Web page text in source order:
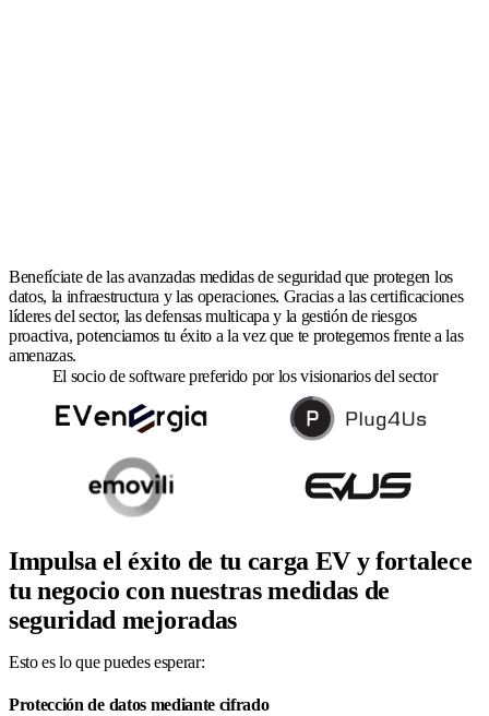
Benefíciate de las avanzadas medidas de seguridad que protegen los
datos, la infraestructura y las operaciones. Gracias a las certificaciones
líderes del sector, las defensas multicapa y la gestión de riesgos
proactiva, potenciamos tu éxito a la vez que te protegemos frente a las
amenazas.
El socio de software preferido por los visionarios del sector
Impulsa el éxito de tu carga EV y fortalece
tu negocio con nuestras medidas de
seguridad mejoradas
Esto es lo que puedes esperar:
Protección de datos mediante cifrado